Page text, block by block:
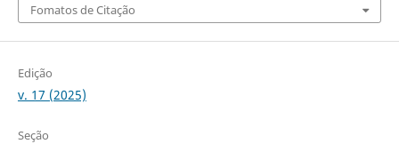
Fomatos de Citação
Edição
v. 17 (2025)
Seção